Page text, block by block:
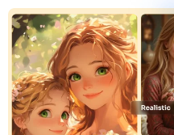
AI親吻生成器
AI擁抱生成器
AI舞蹈生成器
文字轉圖片
支援的人工智慧模型
Seedream 5.0 專業版
納米香蕉 通量 Kontext
相片編輯與創作工具
照片增強器
物件移除器
定價